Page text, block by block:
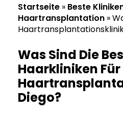
Startseite » Beste
Haartransplantation »
Was Sind Die
Haarkliniken Für
Diego?